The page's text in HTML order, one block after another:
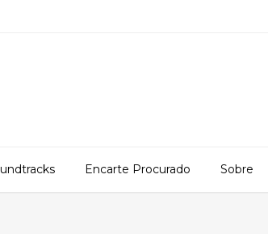
Encarte Procurado Sobre